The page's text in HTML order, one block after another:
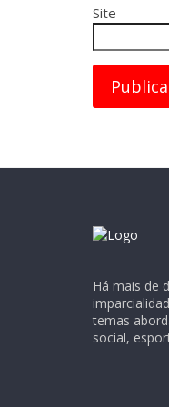
Site
Há mais de
temas
social,